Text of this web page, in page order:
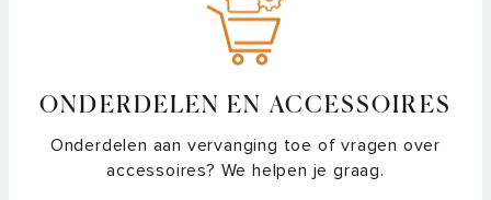
ONDERDELEN EN ACCESSOIRES
Onderdelen aan vervanging toe of vragen over
accessoires? We helpen je graag.